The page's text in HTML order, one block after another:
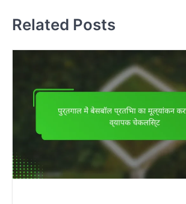
n
i
o
Related Posts